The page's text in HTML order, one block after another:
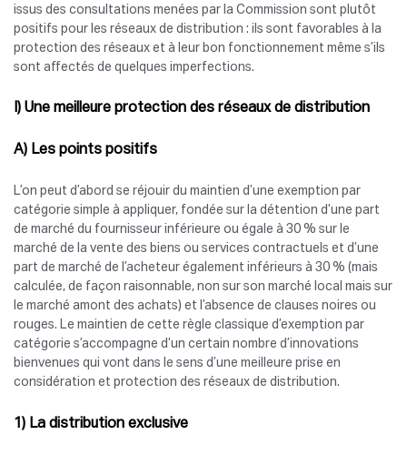
issus des consultations menées par la Commission sont plutôt
positifs pour les réseaux de distribution : ils sont favorables à la
protection des réseaux et à leur bon fonctionnement même s’ils
sont affectés de quelques imperfections.
I) Une meilleure protection des réseaux de distribution
A) Les points positifs
L’on peut d’abord se réjouir du maintien d’une exemption par
catégorie simple à appliquer, fondée sur la détention d’une part
de marché du fournisseur inférieure ou égale à 30 % sur le
marché de la vente des biens ou services contractuels et d’une
part de marché de l’acheteur également inférieurs à 30 % (mais
calculée, de façon raisonnable, non sur son marché local mais sur
le marché amont des achats) et l’absence de clauses noires ou
rouges. Le maintien de cette règle classique d’exemption par
catégorie s’accompagne d’un certain nombre d’innovations
bienvenues qui vont dans le sens d’une meilleure prise en
considération et protection des réseaux de distribution.
1) La distribution exclusive